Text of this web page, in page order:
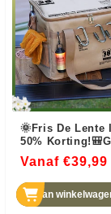
t
i
e
:
🌞Fris De Lente
50%
Kampeer
900D Oxford
Waterafstotend
Buitenavontuur!
Vanaf €39,99
Aan